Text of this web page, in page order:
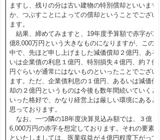
ますし、残りの分は古い建物の特別償却といいます
か、つぶすことによっての償却ということでござい
ます。
結果、締めてみますと、19年度予算額で赤字が10
億8,000万円という大きなものになりますが、この
中で、先ほど申し上げました減価償却２億円、ある
いは企業債の利息１億円、特別損失４億円、約７億
円ぐらいが通常にはないものといったことでござい
ます。ただ、企業債利息の１億円、あるいは減価償
却の２億円というものは今後も数年間続いていくと
いった格好で、かなり経営上は厳しい環境にあると
思っております。
なお、一つ隣の18年度決算見込み額では、３億
6,000万円の赤字を想定しております。それの要素
といたしましては、医業収益が４億円程度下がって